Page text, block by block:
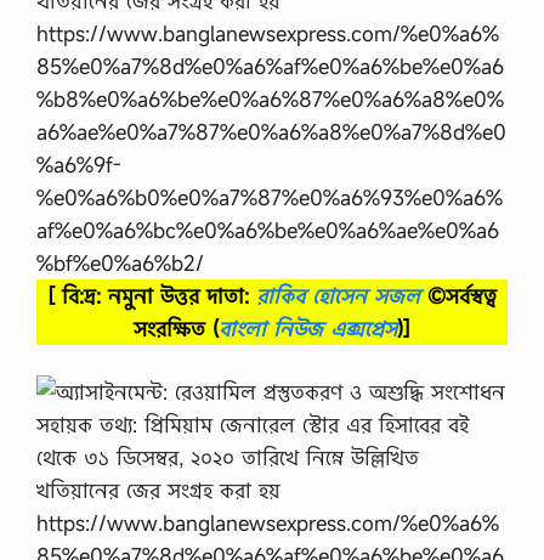
[ বি:দ্র: নমুনা উত্তর দাতা: রাকিব হোসেন সজল©সর্বস্বত্ব
সংরক্ষিত (বাংলা নিউজ এক্সপ্রেস)]